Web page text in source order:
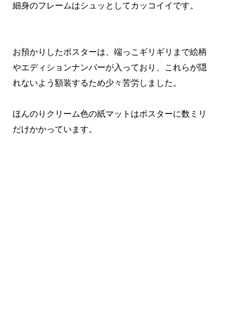
細身のフレームはシュッとしてカッコイイです。
お預かりしたポスターは、端っこギリギリまで絵柄
やエディションナンバーが入っており、これらが隠
れないよう額装するため少々苦労しました。
ほんのりクリーム色の紙マットはポスターに数ミリ
だけかかっています。